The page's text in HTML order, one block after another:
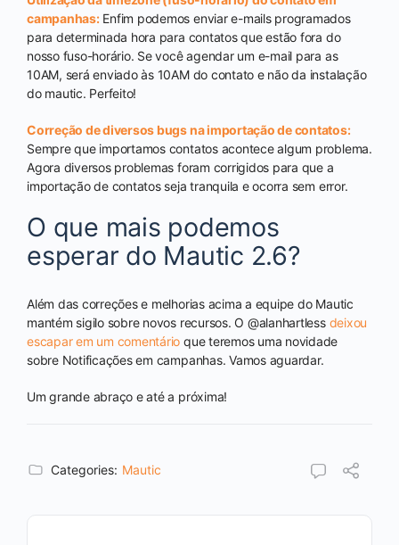
campanhas: Enfim podemos enviar e-mails programados
para determinada hora para contatos que estão fora do
nosso fuso-horário. Se você agendar um e-mail para as
10AM, será enviado às 10AM do contato e não da instalação
do mautic. Perfeito!
Correção de diversos bugs na importação de contatos:
Sempre que importamos contatos acontece algum problema.
Agora diversos problemas foram corrigidos para que a
importação de contatos seja tranquila e ocorra sem error.
O que mais podemos
esperar do Mautic 2.6?
Além das correções e melhorias acima a equipe do Mautic
mantém sigilo sobre novos recursos. O @alanhartless deixou
escapar em um comentário que teremos uma novidade
sobre Notificações em campanhas. Vamos aguardar.
Um grande abraço e até a próxima!
Categories: Mautic